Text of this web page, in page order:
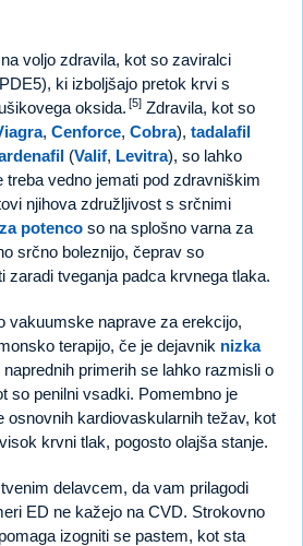
voljo zdravila, kot so zaviralci
ki izboljšajo pretok krvi s
oksida. [5] Zdravila, kot so
, Cenforce, Cobra), tadalafil
(Valif, Levitra), so lahko
treba vedno jemati pod zdravniškim
njihova združljivost s srčnimi
potenco so na splošno varna za
srčno boleznijo, čeprav so
zaradi tveganja padca krvnega tlaka.
vakuumske naprave za erekcijo,
terapijo, če je dejavnik nizka
naprednih primerih se lahko razmisli o
so penilni vsadki. Pomembno je
osnovnih kardiovaskularnih težav, kot
krvni tlak, pogosto olajša stanje.
delavcem, da vam prilagodi
ED ne kažejo na CVD. Strokovno
izogniti se pastem, kot sta